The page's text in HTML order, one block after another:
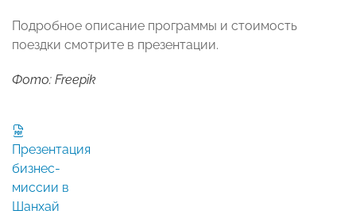
Подробное описание программы и стоимость
поездки смотрите в презентации.
Фото: Freepik
Презентация
бизнес-
миссии в
Шанхай